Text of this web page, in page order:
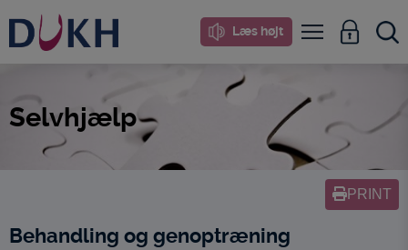
Læs højt
dette
site
Selvhjælp
Behandling og genoptræning
PRINT